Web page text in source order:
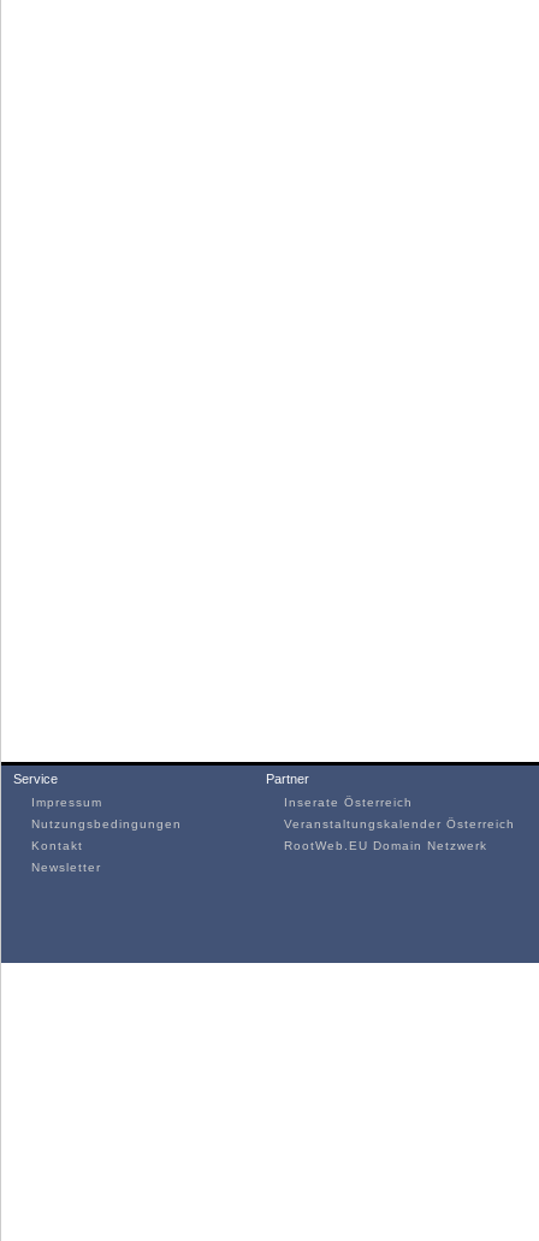
Service
Impressum
Nutzungsbedingungen
Kontakt
Newsletter
Partner
Inserate Österreich
Veranstaltungskalender Österreich
RootWeb.EU Domain Netzwerk